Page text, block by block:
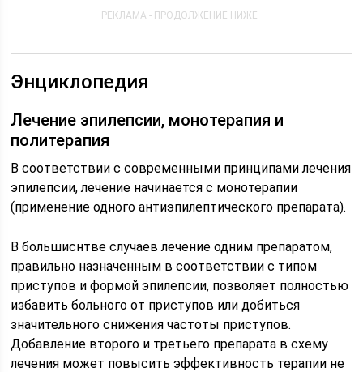
Энциклопедия
Лечение эпилепсии, монотерапия и
политерапия
В соответствии с современными принципами лечения
эпилепсии, лечение начинается с монотерапии
(применение одного антиэпилептического препарата).
В большиснтве случаев лечение одним препаратом,
правильно назначенным в соответствии с типом
приступов и формой эпилепсии, позволяет полностью
избавить больного от приступов или добиться
значительного снижения частоты приступов.
Добавление второго и третьего препарата в схему
лечения может повысить эффективность терапии не